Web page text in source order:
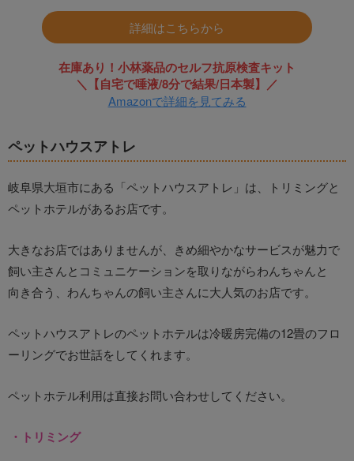
詳細はこちらから
在庫あり！小林薬品のセルフ抗原検査キット
＼【自宅で唾液/8分で結果/日本製】／
Amazonで詳細を見てみる
ペットハウスアトレ
岐阜県大垣市にある「ペットハウスアトレ」は、トリミングと
ペットホテルがあるお店です。
大きなお店ではありませんが、きめ細やかなサービスが魅力で
飼い主さんとコミュニケーションを取りながらわんちゃんと
向き合う、わんちゃんの飼い主さんに大人気のお店です。
ペットハウスアトレのペットホテルは冷暖房完備の12畳のフロ
ーリングでお世話をしてくれます。
ペットホテル利用は直接お問い合わせしてください。
・トリミング